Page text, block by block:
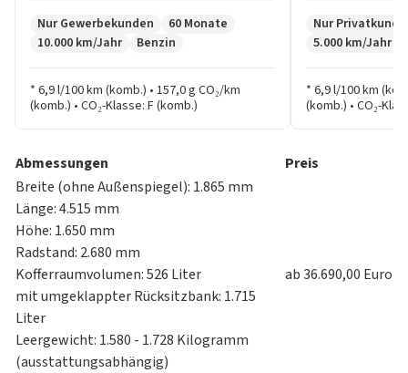
Carraraweiß
Nur Gewerbekunden
60 Monate
10.000 km/Jahr
Benzin
* 6,9 l/100 km (komb.) • 157,0 g CO₂/km
(komb.) • CO₂-Klasse: F (komb.)
Nur
5.000 km/Jahr
* 6,9 l/100 km
(komb.) • CO₂-
Abmessungen
Preis
Breite (ohne Außenspiegel): 1.865 mm
Länge: 4.515 mm
Höhe: 1.650 mm
Radstand: 2.680 mm
Kofferraumvolumen: 526 Liter
mit umgeklappter Rücksitzbank: 1.715
Liter
Leergewicht: 1.580 - 1.728 Kilogramm
(ausstattungsabhängig)
ab 36.690,00 Euro